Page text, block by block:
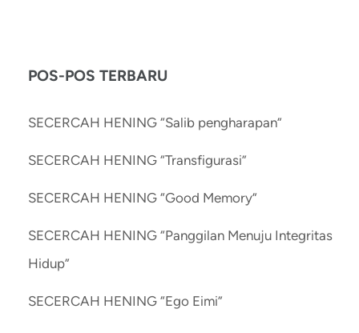
POS-POS TERBARU
SECERCAH HENING “Salib pengharapan”
SECERCAH HENING “Transfigurasi”
SECERCAH HENING “Good Memory”
SECERCAH HENING “Panggilan Menuju Integritas
Hidup”
SECERCAH HENING “Ego Eimi”